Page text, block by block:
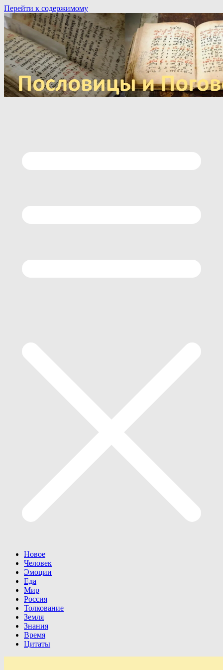
Перейти к содержимому
Новое
Человек
Эмоции
Еда
Мир
Россия
Толкование
Земля
Знания
Время
Цитаты